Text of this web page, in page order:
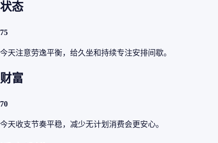
状态
75
今天注意劳逸平衡，给久坐和持续专注安排间歇。
财富
70
今天收支节奏平稳，减少无计划消费会更安心。